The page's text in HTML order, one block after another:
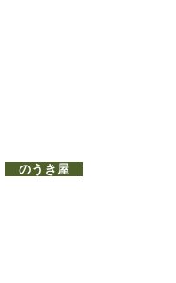
のうき屋